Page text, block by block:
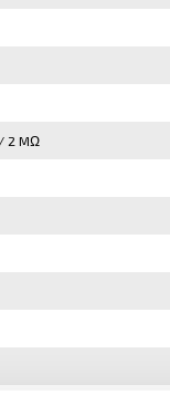
2 MΩ